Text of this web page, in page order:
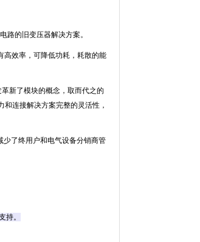
路的旧变压器解决方案。
高效率，可降低功耗，耗散的能
革新了模块的概念，取而代之的
连接解决方案完整的灵活性，
少了终用户和电气设备分销商管
持。